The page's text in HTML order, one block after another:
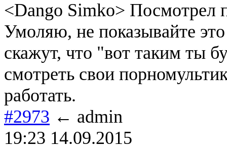
<Dango Simko> Посмотрел
Умоляю, не показывайте
скажут, что "вот таким ты
смотреть свои
работать.
#2973 ← admin
19:23 14.09.2015